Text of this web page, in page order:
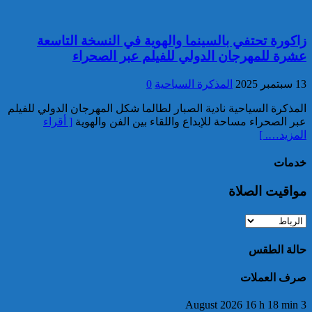
تحول الإرهاب الرقمي بعد تفكيك
خلية داعشية بتطوان
بلدية إسطنبول على ذمة التحقيق
زاكورة تحتفي بالسينما والهوية في النسخة التاسعة
عشرة للمهرجان الدولي للفيلم عبر الصحراء
13 سبتمبر 2025 المذكرة السياحية 0
المذكرة السياحية نادية الصبار لطالما شكل المهرجان الدولي للفيلم
عبر الصحراء مساحة للإبداع واللقاء بين الفن والهوية [ أقراء
المزيد…. ]
خدمات
مواقيت الصلاة
حالة الطقس
صرف العملات
3 August 2026 16 h 18 min